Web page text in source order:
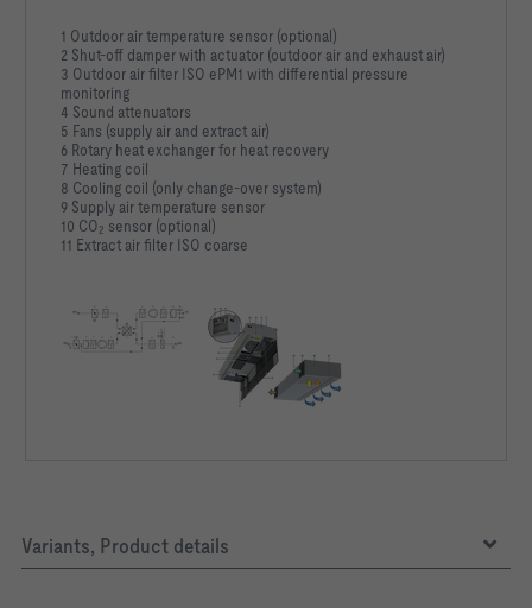
1 Outdoor air temperature sensor (optional)
2 Shut-off damper with actuator (outdoor air and exhaust air)
3 Outdoor air filter ISO ePM1 with differential pressure
monitoring
4 Sound attenuators
5 Fans (supply air and extract air)
6 Rotary heat exchanger for heat recovery
7 Heating coil
8 Cooling coil (only change-over system)
9 Supply air temperature sensor
10 CO2 sensor (optional)
11 Extract air filter ISO coarse
Variants, Product details